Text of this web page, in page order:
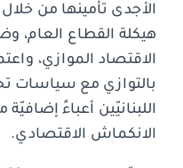
الأجدى تأمينها من
هيكلة القطاع العام،
الاقتصاد الموازي،
بالتوازي مع سياسات
اللبنانيّين أعباءً
الانكماش الاقتصادي.